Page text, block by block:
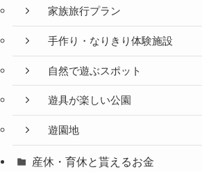
家族旅行プラン
手作り・なりきり体験施設
自然で遊ぶスポット
遊具が楽しい公園
遊園地
産休・育休と貰えるお金